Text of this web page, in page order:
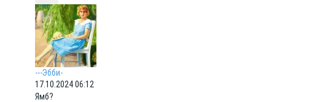
---Эбби-
17.10.2024 06:12
Ямб?